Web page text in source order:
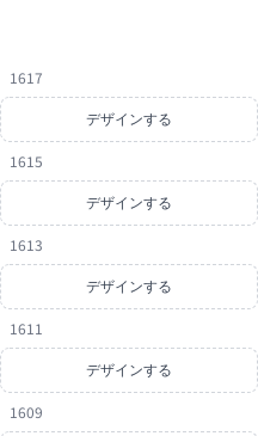
1617
デザインする
1615
デザインする
1613
デザインする
1611
デザインする
1609